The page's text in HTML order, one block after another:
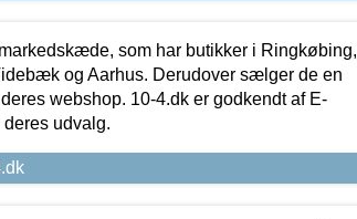
som har butikker i Ringkøbing,
og Aarhus. Derudover sælger de en
webshop. 10-4.dk er godkendt af E-
udvalg.